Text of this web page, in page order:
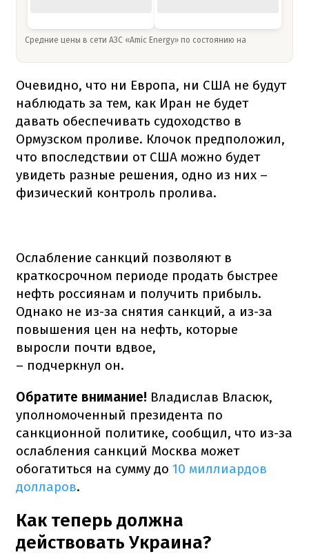
Средние цены в сети АЗС «Amic Energy» по состоянию на
Очевидно, что ни Европа, ни США не будут
наблюдать за тем, как Иран не будет
давать обеспечивать судоходство в
Ормузском проливе. Клочок предположил,
что впоследствии от США можно будет
увидеть разные решения, одно из них –
физический контроль пролива.
Ослабление санкций позволяют в
краткосрочном периоде продать быстрее
нефть россиянам и получить прибыль.
Однако не из-за снятия санкций, а из-за
повышения цен на нефть, которые
выросли почти вдвое,
– подчеркнул он.
Обратите внимание! Владислав Власюк,
уполномоченный президента по
санкционной политике, сообщил, что из-за
ослабления санкций Москва может
обогатиться на сумму до 10 миллиардов
долларов.
Как теперь должна
действовать Украина?